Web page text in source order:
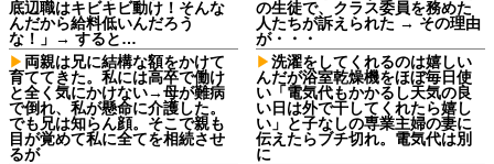
底辺職はキビキビ動け！そんな
んだから給料低いんだろう
な！」→ すると…
両親は兄に結構な額をかけて
育ててきた。私には高卒で働け
と全く気にかけない→母が難病
で倒れ、私が懸命に介護した。
でも兄は知らん顔。そこで親も
目が覚めて私に全てを相続させ
るが
の生徒で、クラス委員を務めた
人たちが訴えられた → その理由
が・・・
洗濯をしてくれるのは嬉しい
んだが浴室乾燥機をほぼ毎日使
い「電気代もかかるし天気の良
い日は外で干してくれたら嬉し
い」と子なしの専業主婦の妻に
伝えたらブチ切れ。電気代は別
に